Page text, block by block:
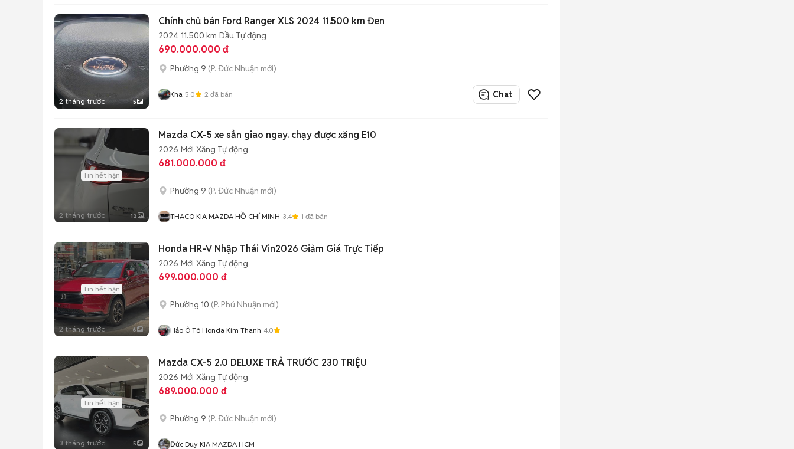
2 tháng trước 5
Chính chủ bán Ford Ranger XLS 2024 11.500 km Đen
2024 11.500 km Dầu Tự động
690.000.000 đ
Phường 9 (P. Đức Nhuận mới)
Kha 5.0 2 đã bán Chat
Tin hết hạn
2 tháng trước 12
Mazda CX-5 xe sẳn giao ngay. chạy được xăng E10
2026 Mới Xăng Tự động
681.000.000 đ
Phường 9 (P. Đức Nhuận mới)
THACO KIA MAZDA HỒ CHÍ MINH 3.4 1 đã bán
Tin hết hạn
2 tháng trước 6
Honda HR-V Nhập Thái Vin2026 Giảm Giá Trực Tiếp
2026 Mới Xăng Tự động
699.000.000 đ
Phường 10 (P. Phú Nhuận mới)
Hảo Ô Tô Honda Kim Thanh 4.0
Tin hết hạn
3 tháng trước 5
Mazda CX-5 2.0 DELUXE TRẢ TRƯỚC 230 TRIỆU
2026 Mới Xăng Tự động
689.000.000 đ
Phường 9 (P. Đức Nhuận mới)
Đức Duy KIA MAZDA HCM